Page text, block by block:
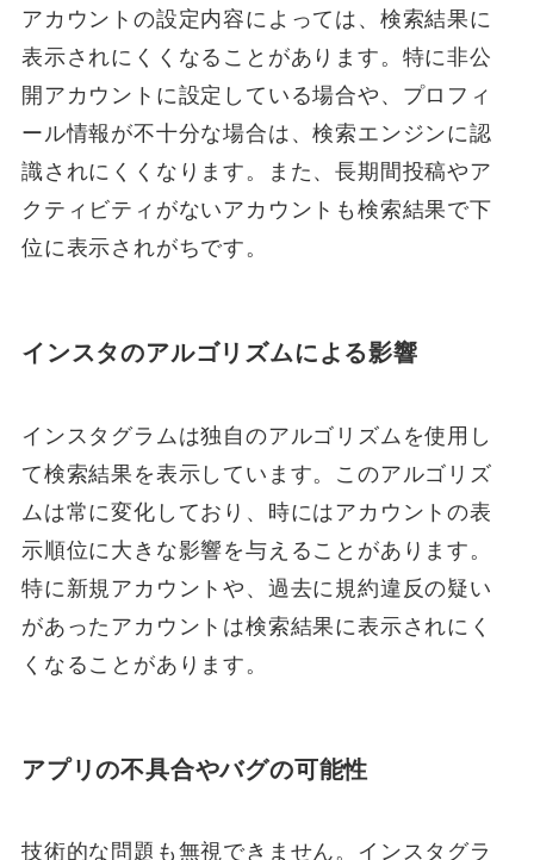
アカウントの設定内容によっては、検索結果に
表示されにくくなることがあります。特に非公
開アカウントに設定している場合や、プロフィ
ール情報が不十分な場合は、検索エンジンに認
識されにくくなります。また、長期間投稿やア
クティビティがないアカウントも検索結果で下
位に表示されがちです。
インスタのアルゴリズムによる影響
インスタグラムは独自のアルゴリズムを使用し
て検索結果を表示しています。このアルゴリズ
ムは常に変化しており、時にはアカウントの表
示順位に大きな影響を与えることがあります。
特に新規アカウントや、過去に規約違反の疑い
があったアカウントは検索結果に表示されにく
くなることがあります。
アプリの不具合やバグの可能性
技術的な問題も無視できません。インスタグラ